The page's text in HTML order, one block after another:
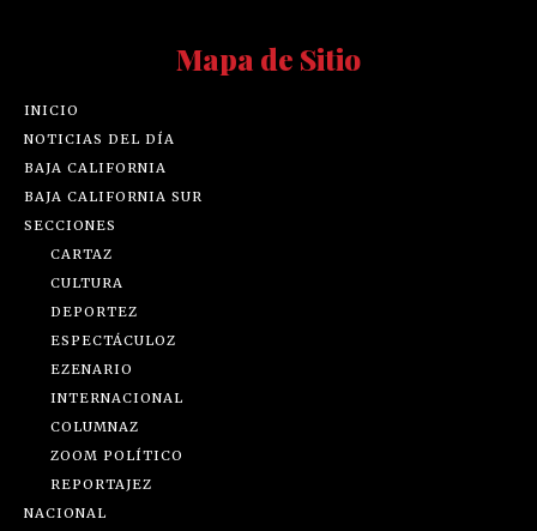
Mapa de Sitio
INICIO
NOTICIAS DEL DÍA
BAJA CALIFORNIA
BAJA CALIFORNIA SUR
SECCIONES
CARTAZ
CULTURA
DEPORTEZ
ESPECTÁCULOZ
EZENARIO
INTERNACIONAL
COLUMNAZ
ZOOM POLÍTICO
REPORTAJEZ
NACIONAL